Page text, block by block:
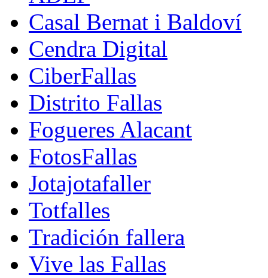
Casal Bernat i Baldoví
Cendra Digital
CiberFallas
Distrito Fallas
Fogueres Alacant
FotosFallas
Jotajotafaller
Totfalles
Tradición fallera
Vive las Fallas